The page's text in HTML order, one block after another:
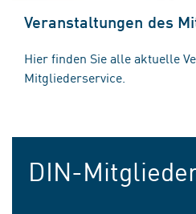
Veranstaltungen des
Hier finden Sie alle aktuelle
Mitgliederservice.
DIN-